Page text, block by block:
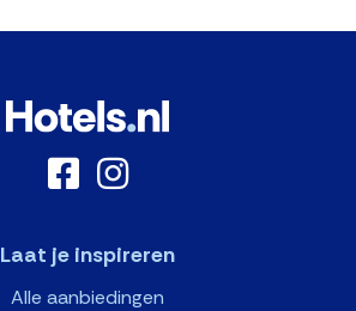
Laat je inspireren
Alle aanbiedingen